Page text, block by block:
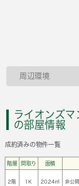
周辺環境
ライオンズ
の部屋情報
成約済みの物件一覧
階層 間取り 面積
2階 1Ｋ 20.24㎡ 非公